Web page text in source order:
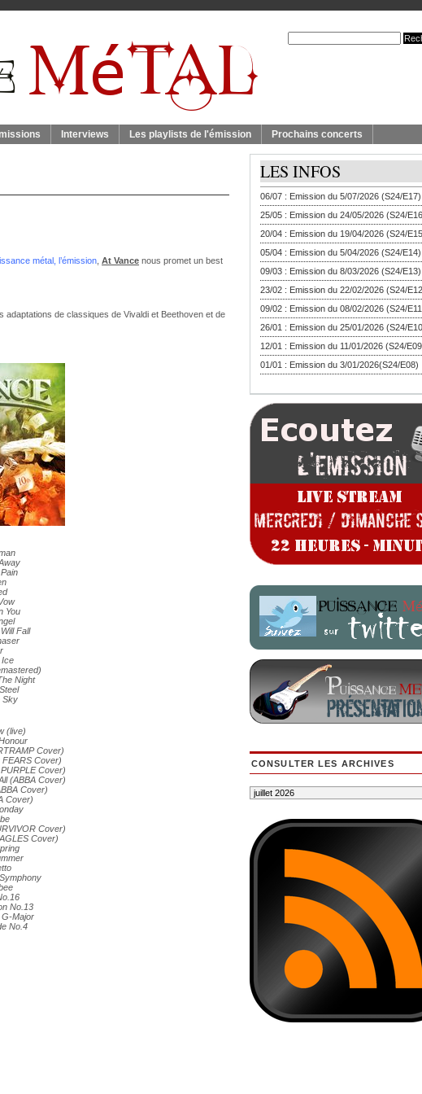
Interviews Les playlists de l'émission Prochains concerts
métal, l’émission At Vance nous promet un best
de classiques de Vivaldi et Beethoven et de
You
Fall
Ice
Night
Sky
(live)
Cover)
Cover)
Cover)
(ABBA Cover)
Cover)
Cover)
Cover)
Cover)
No.13
G-Major
No.4
LES INFOS
06/07 : Emission du 5/07/2026 (S24/E17)
25/05 : Emission du 24/05/2026 (S24/
20/04 : Emission du 19/04/2026 (S24/
05/04 : Emission du 5/04/2026 (S24/E14)
09/03 : Emission du 8/03/2026 (S24/E13)
23/02 : Emission du 22/02/2026 (S24/
09/02 : Emission du 08/02/2026 (S24/
26/01 : Emission du 25/01/2026 (S24/
12/01 : Emission du 11/01/2026 (S24/
01/01 : Emission du 3/01/2026(S24/E08)
CONSULTER LES ARCHIVES